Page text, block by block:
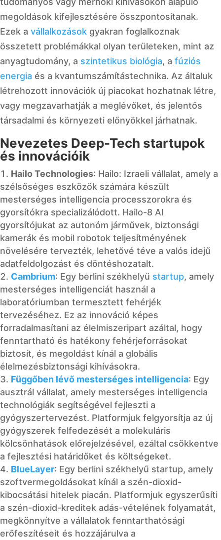
megoldások kifejlesztésére összpontosítanak.
Ezek a vállalkozások gyakran foglalkoznak
összetett problémákkal olyan területeken, mint az
anyagtudomány, a szintetikus biológia, a fúziós
energia és a kvantumszámítástechnika. Az általuk
létrehozott innovációk új piacokat hozhatnak létre,
vagy megzavarhatják a meglévőket, és jelentős
társadalmi és környezeti előnyökkel járhatnak.
Nevezetes Deep-Tech startupok
és innovációik
Hailo Technologies: Hailo: Izraeli vállalat, amely a
szélsőséges eszközök számára készült
mesterséges intelligencia processzorokra és
gyorsítókra specializálódott. Hailo-8 AI
gyorsítójukat az autonóm járművek, biztonsági
kamerák és mobil robotok teljesítményének
növelésére tervezték, lehetővé téve a valós idejű
adatfeldolgozást és döntéshozatalt.
Cambrium: Egy berlini székhelyű startup, amely
mesterséges intelligenciát használ a
laboratóriumban termesztett fehérjék
tervezéséhez. Ez az innováció képes
forradalmasítani az élelmiszeripart azáltal, hogy
fenntartható és hatékony fehérjeforrásokat
biztosít, és megoldást kínál a globális
élelmezésbiztonsági kihívásokra.
Függőben lévő mesterséges intelligencia: Egy
ausztrál vállalat, amely mesterséges intelligencia
technológiák segítségével fejleszti a
gyógyszertervezést. Platformjuk felgyorsítja az új
gyógyszerek felfedezését a molekuláris
kölcsönhatások előrejelzésével, ezáltal csökkentve
a fejlesztési határidőket és költségeket.
BlueLayer: Egy berlini székhelyű startup, amely
szoftvermegoldásokat kínál a szén-dioxid-
kibocsátási hitelek piacán. Platformjuk egyszerűsíti
a szén-dioxid-kreditek adás-vételének folyamatát,
megkönnyítve a vállalatok fenntarthatósági
erőfeszítéseit és hozzájárulva a